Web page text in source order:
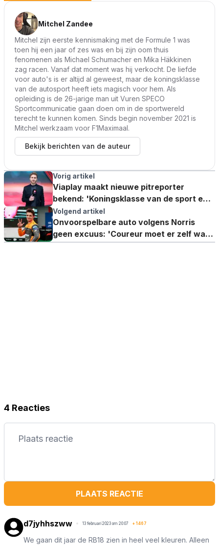
Mitchel Zandee
Mitchel zijn eerste kennismaking met de Formule 1 was
toen hij een jaar of zes was en bij zijn oom thuis
fenomenen als Michael Schumacher en Mika Häkkinen
zag racen. Vanaf dat moment was hij verkocht. De liefde
voor auto's is er altijd al geweest, maar de koningsklasse
van de autosport heeft iets magisch voor hem. Als
opleiding is de 26-jarige man uit Vuren SPECO
Sportcommunicatie gaan doen om in de sportwereld
terecht te kunnen komen. Sinds begin november 2021 is
Mitchel werkzaam voor F1Maximaal.
Bekijk berichten van de auteur
Vorig artikel
Viaplay maakt nieuwe pitreporter
bekend: 'Koningsklasse van de sport een
fascinerende wereld'
Volgend artikel
Onvoorspelbare auto volgens Norris
geen excuus: 'Coureur moet er zelf wat
van maken'
4 Reacties
PLAATS REACTIE
d7jyhhszww 13 februari 2023 om 20:07 + 1467
We gaan dit jaar de RB18 zien in heel veel kleuren. Alleen